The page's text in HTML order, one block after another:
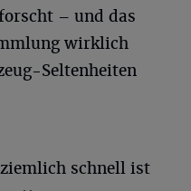
– und das
wirklich
Seltenheiten
schnell ist